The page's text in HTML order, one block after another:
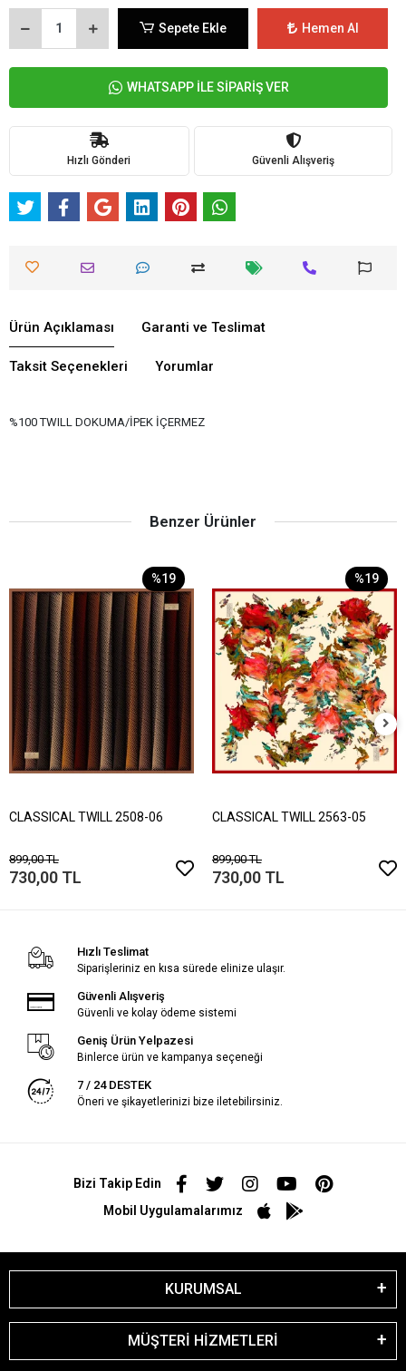
Sepete Ekle Hemen Al
WHATSAPP İLE SİPARİŞ VER
Hızlı Gönderi Güvenli Alışveriş
Ürün Açıklaması Garanti ve Teslimat
Taksit Seçenekleri Yorumlar
%100 TWILL DOKUMA/İPEK İÇERMEZ
Benzer Ürünler
%19
CLASSICAL TWILL 2508-06
899,00 TL
730,00 TL
%19
CLASSICAL TWILL 2563-05
899,00 TL
730,00 TL
Hızlı Teslimat
Siparişleriniz en kısa sürede elinize ulaşır.
Güvenli Alışveriş
Güvenli ve kolay ödeme sistemi
Geniş Ürün Yelpazesi
Binlerce ürün ve kampanya seçeneği
7 / 24 DESTEK
Öneri ve şikayetlerinizi bize iletebilirsiniz.
Bizi Takip Edin
Mobil Uygulamalarımız
KURUMSAL
MÜŞTERİ HİZMETLERİ